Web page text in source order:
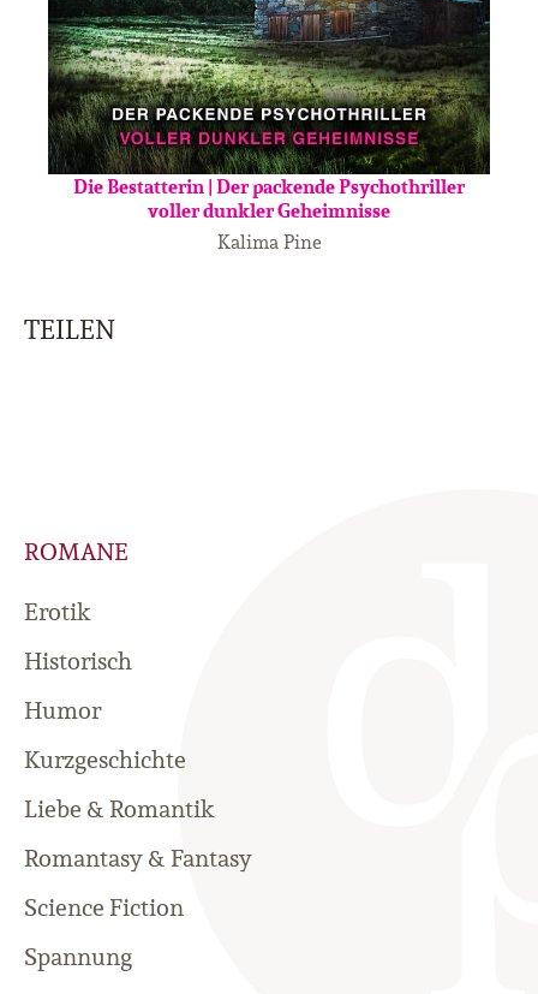
Die Bestatterin | Der packende Psychothriller
voller dunkler Geheimnisse
Kalima Pine
TEILEN
ROMANE
Erotik
Historisch
Humor
Kurzgeschichte
Liebe & Romantik
Romantasy & Fantasy
Science Fiction
Spannung